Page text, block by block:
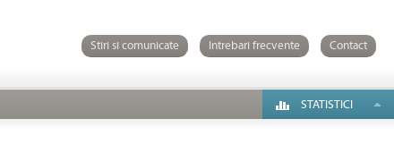
Stiri si comunicate Intrebari frecvente Contact
STATISTICI